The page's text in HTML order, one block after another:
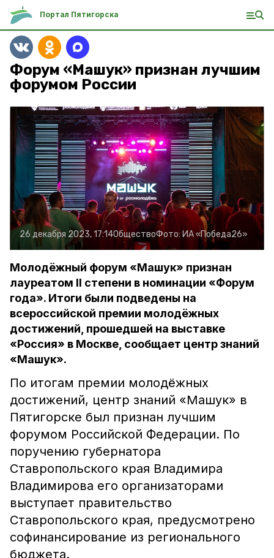
Портал Пятигорска
Форум «Машук» признан лучшим
форумом России
26 декабря 2023, 17:14ОбществоФото: ИА «Победа26»
Молодёжный форум «Машук» признан
лауреатом II степени в номинации «Форум
года». Итоги были подведены на
всероссийской премии молодёжных
достижений, прошедшей на выставке
«Россия» в Москве, сообщает центр знаний
«Машук».
По итогам премии молодёжных
достижений, центр знаний «Машук» в
Пятигорске был признан лучшим
форумом Российской Федерации. По
поручению губернатора
Ставропольского края Владимира
Владимирова его организаторами
выступает правительство
Ставропольского края, предусмотрено
софинансирование из регионального
бюджета.